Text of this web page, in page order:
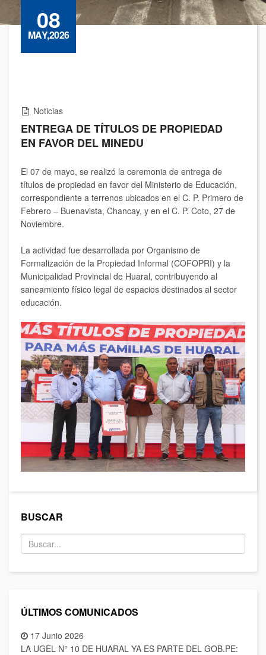
08
MAY,2026
Noticias
ENTREGA DE TÍTULOS DE PROPIEDAD
EN FAVOR DEL MINEDU
El 07 de mayo, se realizó la ceremonia de entrega de
títulos de propiedad en favor del Ministerio de Educación,
correspondiente a terrenos ubicados en el C. P. Primero de
Febrero – Buenavista, Chancay, y en el C. P. Coto, 27 de
Noviembre.
La actividad fue desarrollada por Organismo de
Formalización de la Propiedad Informal (COFOPRI) y la
Municipalidad Provincial de Huaral, contribuyendo al
saneamiento físico legal de espacios destinados al sector
educación.
BUSCAR
ÚLTIMOS COMUNICADOS
17 Junio 2026
LA UGEL N° 10 DE HUARAL YA ES PARTE DEL GOB.PE: